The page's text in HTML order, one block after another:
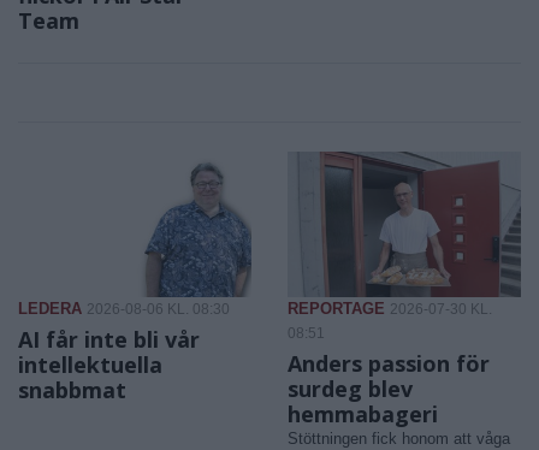
Team
LEDERA 2026-08-06 KL. 08:30
AI får inte bli vår
intellektuella
snabbmat
REPORTAGE 2026-07-30 KL.
08:51
Anders passion för
surdeg blev
hemmabageri
Stöttningen fick honom att våga